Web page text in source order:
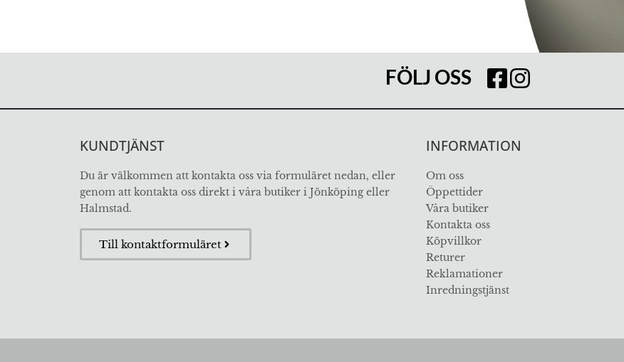
FÖLJ OSS
KUNDTJÄNST
Du är välkommen att kontakta oss via formuläret nedan, eller
genom att kontakta oss direkt i våra butiker i Jönköping eller
Halmstad.
Till kontaktformuläret
INFORMATION
Om oss
Öppettider
Våra butiker
Kontakta oss
Köpvillkor
Returer
Reklamationer
Inredningstjänst